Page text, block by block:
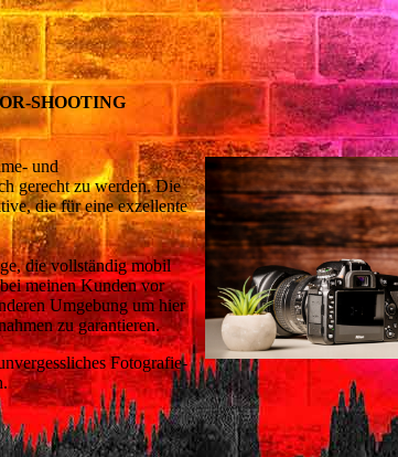
SHOOTING
und
gerecht zu werden. Die
die für eine exzellente
die vollständig mobil
meinen Kunden vor
Umgebung um hier
zu garantieren.
Fotografie-